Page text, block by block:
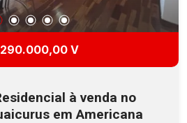
290.000,00 V
à venda no
em Americana